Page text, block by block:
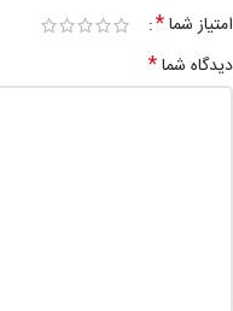
امتیاز شما*
دیدگاه شما*